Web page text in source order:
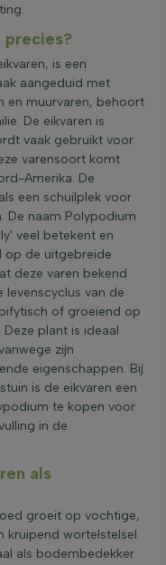
precies?
is een
aangeduid met
en muurvaren, behoort
De eikvaren is
vaak gebruikt voor
varensoort komt
Amerika. De
een schuilplek voor
De naam Polypodium
veel betekent en
op de uitgebreide
deze varen bekend
levenscyclus van de
of groeiend op
plant is ideaal
zijn
eigenschappen. Bij
is de eikvaren een
te kopen voor
in de
als
groeit op vochtige,
kruipend wortelstelsel
als bodembedekker